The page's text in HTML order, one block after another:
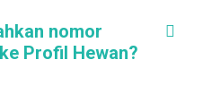
nomor
Profil Hewan?